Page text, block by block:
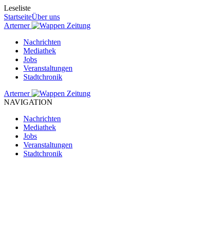
Leseliste
StartseiteÜber uns
Arterner
Zeitung
Nachrichten
Mediathek
Jobs
Veranstaltungen
Stadtchronik
Arterner
Zeitung
NAVIGATION
Nachrichten
Mediathek
Jobs
Veranstaltungen
Stadtchronik